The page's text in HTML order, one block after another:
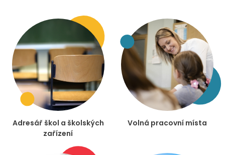
Adresář škol a školských
zařízení
Volná pracovní místa